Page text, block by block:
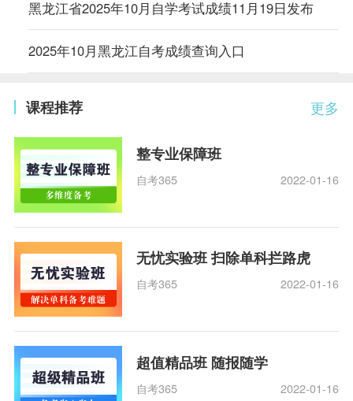
黑龙江省2025年10月自学考试成绩11月19日发布
2025年10月黑龙江自考成绩查询入口
更多
课程推荐
整专业保障班
自考365 2022-01-16
无忧实验班 扫除单科拦路虎
自考365 2022-01-16
超值精品班 随报随学
自考365 2022-01-16